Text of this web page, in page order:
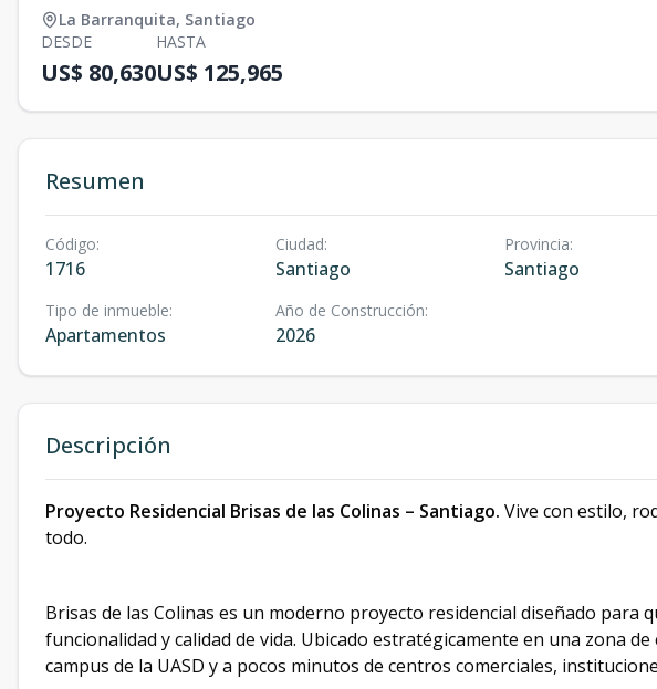
La Barranquita, Santiago
DESDE
US$ 80,630
HASTA
US$ 125,965
Resumen
Código:
1716
Ciudad:
Santiago
Provincia:
Santiago
Tipo de inmueble:
Apartamentos
Año de Construcción:
2026
Descripción
Proyecto Residencial Brisas de las Colinas – Santiago. Vive con estilo,
todo.
Brisas de las Colinas es un moderno proyecto residencial diseñado para
funcionalidad y calidad de vida. Ubicado estratégicamente en una zona
campus de la UASD y a pocos minutos de centros comerciales,